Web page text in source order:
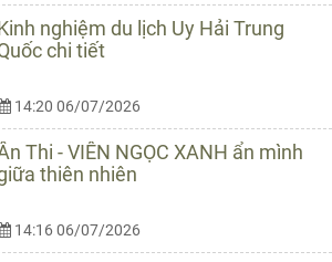
nghiệm du lịch Uy Hải Trung
chi tiết
14:20 06/07/2026
Thi - VIÊN NGỌC XANH ẩn mình
thiên nhiên
14:16 06/07/2026